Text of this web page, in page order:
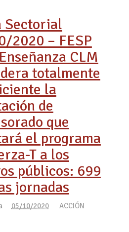
Sectorial
2020 – FESP
CLM
totalmente
la
de
que
el programa
T a los
públicos: 699
jornadas
05/10/2020 ACCIÓN